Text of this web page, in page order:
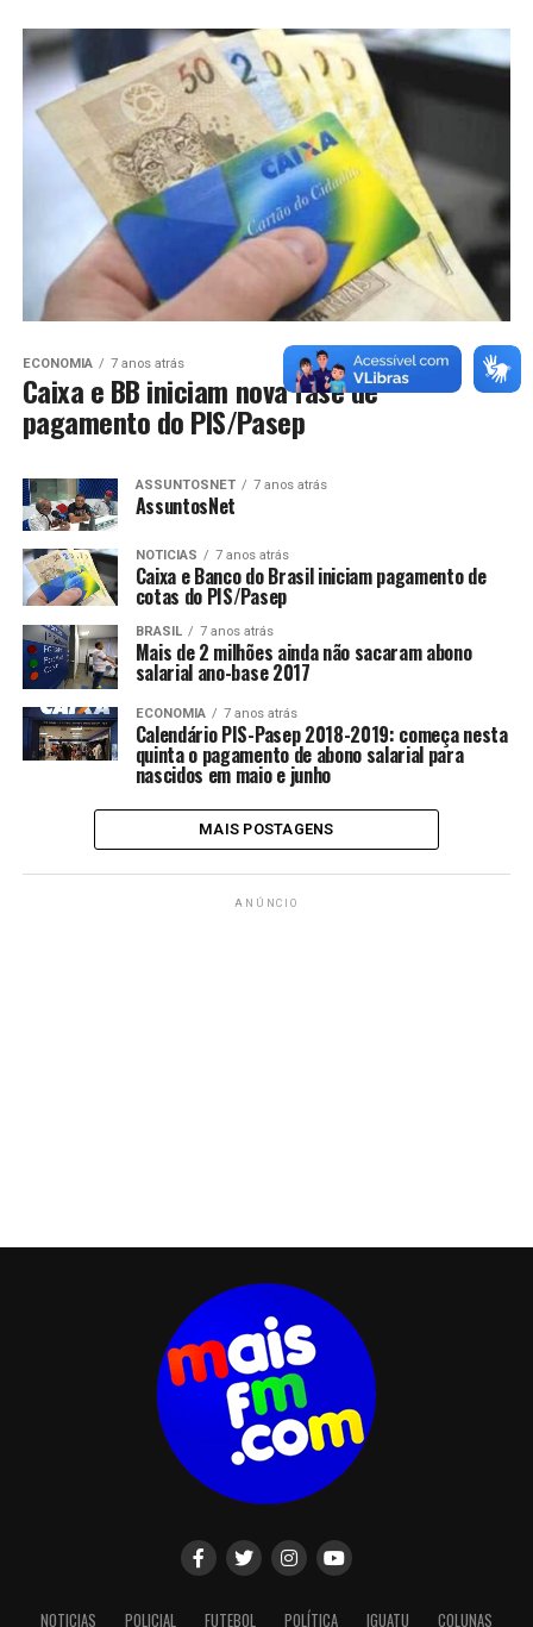
ECONOMIA 7 anos atrás
Caixa e BB iniciam nova fase de
pagamento do PIS/Pasep
ASSUNTOSNET 7 anos atrás
AssuntosNet
NOTICIAS 7 anos atrás
Caixa e Banco do Brasil iniciam pagamento de
cotas do PIS/Pasep
BRASIL 7 anos atrás
Mais de 2 milhões ainda não sacaram abono
salarial ano-base 2017
ECONOMIA 7 anos atrás
Calendário PIS-Pasep 2018-2019: começa nesta
quinta o pagamento de abono salarial para
nascidos em maio e junho
MAIS POSTAGENS
ANÚNCIO
NOTICIAS POLICIAL FUTEBOL POLÍTICA IGUATU COLUNAS